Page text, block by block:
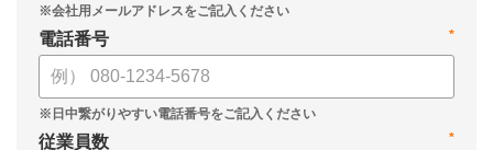
*
電話番号
*
従業員数